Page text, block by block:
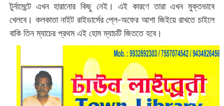
টুর্নামেন্টে এখন হারানোর কিছু নেই। এই কারণে তারা এখন মুক্তভাবে
খেলবে। কলকাতা নাইট রাইডার্সের প্লে-অফের আশা জিইয়ে রাখতে চাইলে
বাকি তিন ম্যাচের প্রথম এই হোম ম্যাচটি জিততে হবে।